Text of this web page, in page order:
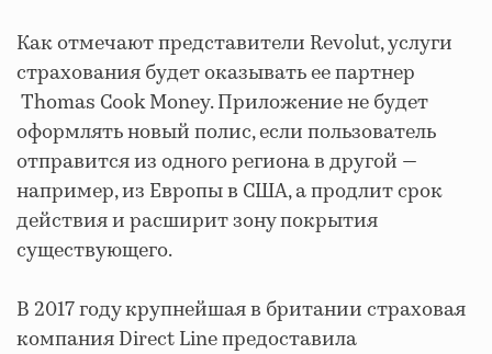
Как отмечают представители Revolut, услуги
страхования будет оказывать ее партнер
Thomas Cook Money. Приложение не будет
оформлять новый полис, если пользователь
отправится из одного региона в другой —
например, из Европы в США, а продлит срок
действия и расширит зону покрытия
существующего.
В 2017 году крупнейшая в британии страховая
компания Direct Line предоставила